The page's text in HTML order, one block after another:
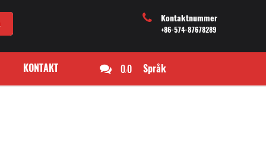
Kontaktnummer
+86-574-87678289
KONTAKT 0/0 Språk